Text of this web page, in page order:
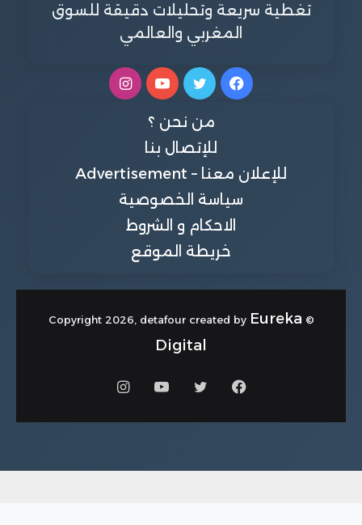
تغطية سريعة وتحليلات دقيقة للسوق
المغربي والعالمي
فيسبوكتويتر يوتيوبانستقرام
من نحن ؟
للإتصال بنا
للإعلان معنا – Advertisement
سياسة الخصوصية
الاحكام و الشروط
خريطة الموقع
© Copyright 2026, detafour created by
Eureka
Digital
فيسبوكتويتر يوتيوبانستقرام